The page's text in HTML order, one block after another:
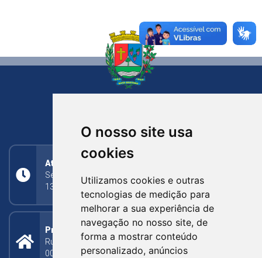
O nosso site usa
cookies
Utilizamos cookies e outras
tecnologias de medição para
melhorar a sua experiência de
navegação no nosso site, de
forma a mostrar conteúdo
personalizado, anúncios
Atendimento
Segunda a Sexta: 8h às 11h30min (manhã);
13h30min às 17h (tarde)
Prefeitura Municipal
Rua Silva Jardim, 505 - Bairro Centro - CEP: 95340-
000